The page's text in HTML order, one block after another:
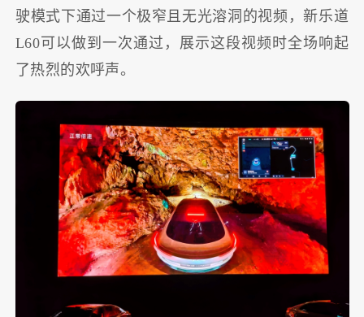
驶模式下通过一个极窄且无光溶洞的视频，新乐道
L60可以做到一次通过，展示这段视频时全场响起
了热烈的欢呼声。